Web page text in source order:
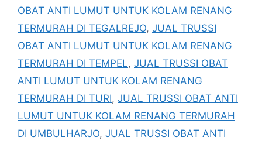
OBAT ANTI LUMUT UNTUK KOLAM RENANG
TERMURAH DI TEGALREJO, JUAL TRUSSI
OBAT ANTI LUMUT UNTUK KOLAM RENANG
TERMURAH DI TEMPEL, JUAL TRUSSI OBAT
ANTI LUMUT UNTUK KOLAM RENANG
TERMURAH DI TURI, JUAL TRUSSI OBAT ANTI
LUMUT UNTUK KOLAM RENANG TERMURAH
DI UMBULHARJO, JUAL TRUSSI OBAT ANTI